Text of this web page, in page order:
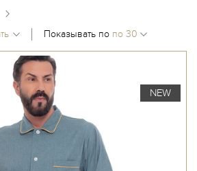
Показывать по
NEW